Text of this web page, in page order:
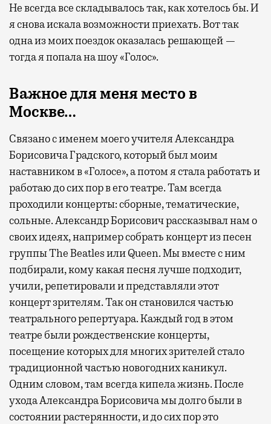
Не всегда все складывалось так, как хотелось бы. И
я снова искала возможности приехать. Вот так
одна из моих поездок оказалась решающей —
тогда я попала на шоу «Голос».
Важное для меня место в
Москве…
Связано с именем моего учителя Александра
Борисовича Градского, который был моим
наставником в «Голосе», а потом я стала работать и
работаю до сих пор в его театре. Там всегда
проходили концерты: сборные, тематические,
сольные. Александр Борисович рассказывал нам о
своих идеях, например собрать концерт из песен
группы The Beatles или Queen. Мы вместе с ним
подбирали, кому какая песня лучше подходит,
учили, репетировали и представляли этот
концерт зрителям. Так он становился частью
театрального репертуара. Каждый год в этом
театре были рождественские концерты,
посещение которых для многих зрителей стало
традиционной частью новогодних каникул.
Одним словом, там всегда кипела жизнь. После
ухода Александра Борисовича мы долго были в
состоянии растерянности, и до сих пор это